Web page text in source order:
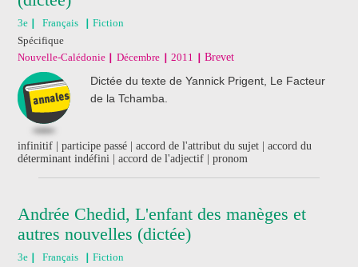
3e Français
Fiction
Spécifique
Nouvelle-Calédonie
Décembre 2011 Brevet
Dictée du texte de Yannick Prigent, Le Facteur
de la Tchamba.
infinitif | participe passé | accord de l'attribut du sujet | accord du
déterminant indéfini | accord de l'adjectif | pronom
Andrée Chedid, L'enfant des manèges et
autres nouvelles (dictée)
3e Français
Fiction